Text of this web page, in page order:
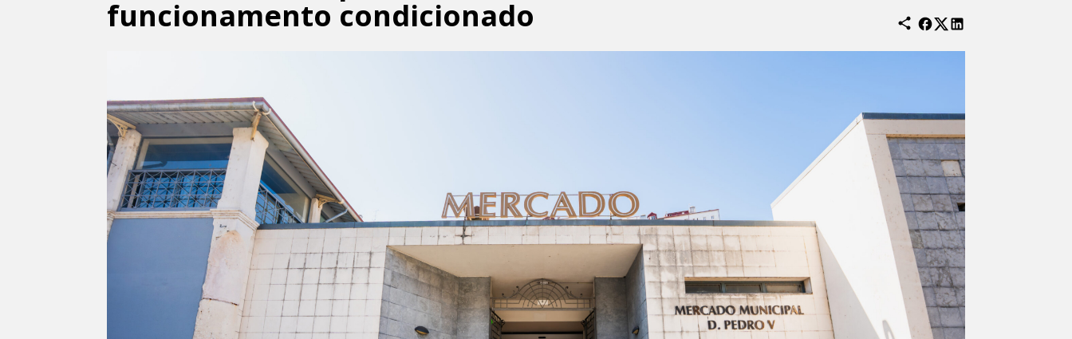
funcionamento condicionado